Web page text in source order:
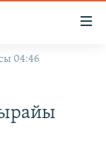
04:46
ырайы